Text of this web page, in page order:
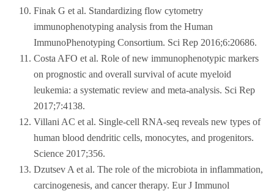
Finak G et al. Standardizing flow cytometry
immunophenotyping analysis from the Human
ImmunoPhenotyping Consortium. Sci Rep 2016;6:20686.
Costa AFO et al. Role of new immunophenotypic markers
on prognostic and overall survival of acute myeloid
leukemia: a systematic review and meta-analysis. Sci Rep
2017;7:4138.
Villani AC et al. Single-cell RNA-seq reveals new types of
human blood dendritic cells, monocytes, and progenitors.
Science 2017;356.
Dzutsev A et al. The role of the microbiota in inflammation,
carcinogenesis, and cancer therapy. Eur J Immunol